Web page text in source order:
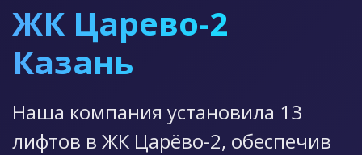
ЖК Царево-2
Казань
Наша компания установила 13
лифтов в ЖК Царёво-2, обеспечив